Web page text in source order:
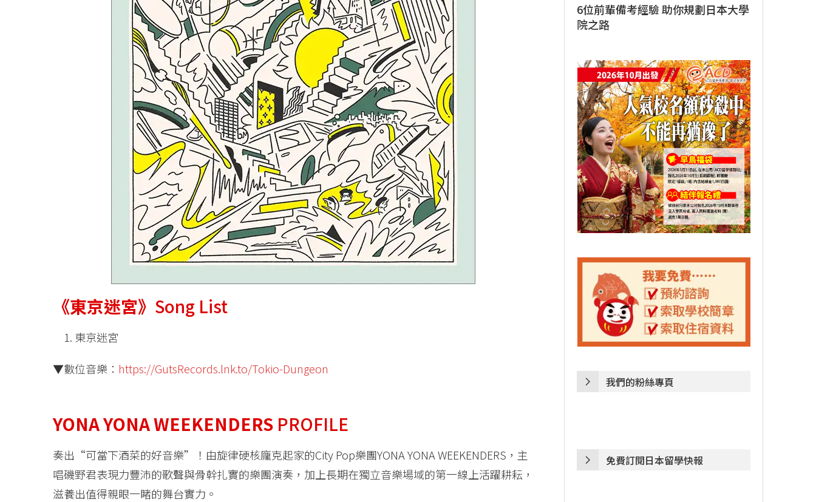
《東京迷宮》 Song List
東京迷宮
▼數位音樂： https://GutsRecords.lnk.to/Tokio-Dungeon
YONA YONA WEEKENDERS PROFILE
奏出“可當下酒菜的好音樂”！由旋律硬核龐克起家的City Pop樂團YONA YONA WEEKENDERS，主
唱磯野君表現力豐沛的歌聲與骨幹扎實的樂團演奏，加上長期在獨立音樂場域的第一線上活躍耕耘，
滋養出值得親眼一睹的舞台實力。
6位前輩備考經驗 助你規劃日本大學
院之路
我們的粉絲專頁
免費訂閱日本留學快報